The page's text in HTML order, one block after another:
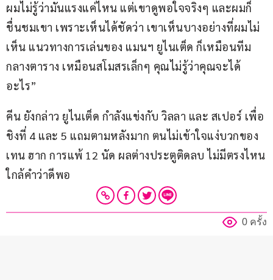
ผมไม่รู้ว่ามันแรงแค่ไหน แต่เขาดูพอใจจริงๆ และผมก็
ชื่นชมเขา เพราะเห็นได้ชัดว่า เขาเห็นบางอย่างที่ผมไม่
เห็น แนวทางการเล่นของ แมนฯ ยูไนเต็ด ก็เหมือนทีม
กลางตาราง เหมือนสโมสรเล็กๆ คุณไม่รู้ว่าคุณจะได้
อะไร”
คีน ยังกล่าว ยูไนเต็ด กำลังแข่งกับ วิลลา และ สเปอร์ เพื่อ
ชิงที่ 4 และ 5 แถมตามหลังมาก ตนไม่เข้าใจแง่บวกของ
เทน ฮาก การแพ้ 12 นัด ผลต่างประตูติดลบ ไม่มีตรงไหน
ใกล้คำว่าดีพอ
0 ครั้ง